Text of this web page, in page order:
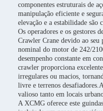
componentes estruturais de
manipulação eficiente e
elevação e a estabilidade são
Os operadores e os gestores
Crawler Crane devido ao
nominal do motor de 242/
desempenho constante em
crawler proporciona
irregulares ou macios,
livre e terrenos
valioso tanto em locais
A XCMG oferece este